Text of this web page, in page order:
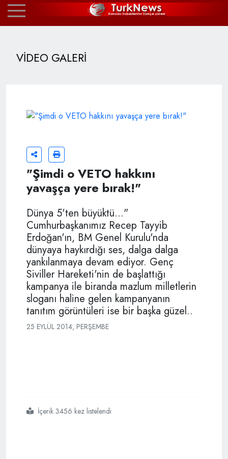
VİDEO GALERİ
"Şimdi o VETO hakkını
yavaşça yere bırak!"
Dünya 5'ten büyüktü..."
Cumhurbaşkanımız Recep Tayyib
Erdoğan'ın, BM Genel Kurulu'nda
dünyaya haykırdığı ses, dalga dalga
yankılanmaya devam ediyor. Genç
Siviller Hareketi'nin de başlattığı
kampanya ile biranda mazlum milletlerin
sloganı haline gelen kampanyanın
tanıtım görüntüleri ise bir başka güzel..
25 EYLÜL 2014, PERŞEMBE
#şimdi
#veto
#hakkını
#yavaşça
#yere
#bırakİçerik 3456 kez listelendi